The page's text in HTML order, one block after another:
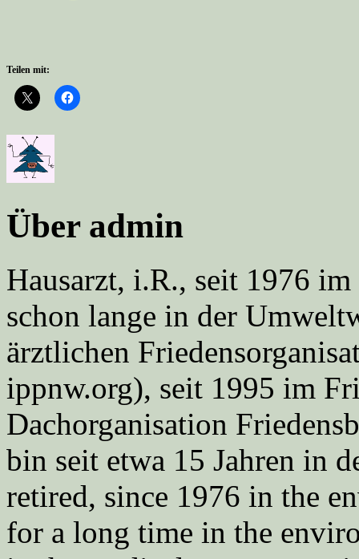
Teilen mit:
Über admin
Hausarzt, i.R., seit 1976
schon lange in der
ärztlichen
ippnw.org), seit 1995 im
Dachorganisation
bin seit etwa 15 Jahren in
retired, since 1976 in the
for a long time in the